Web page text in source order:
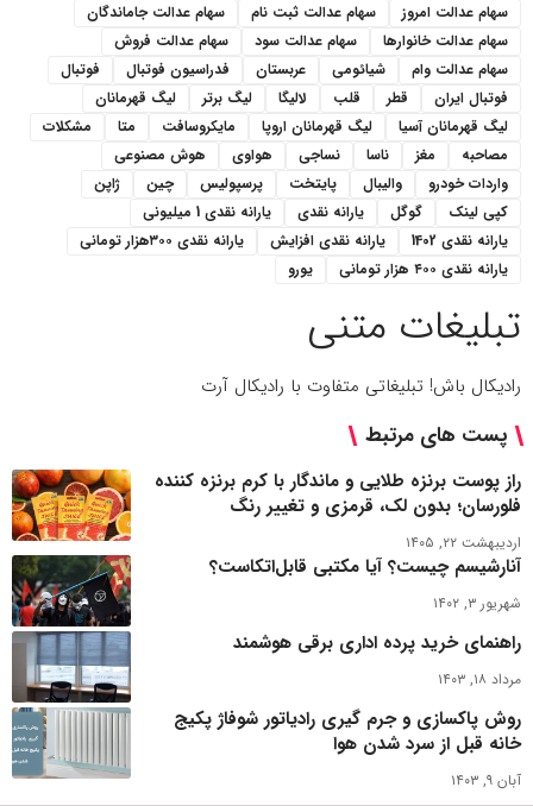
سهام عدالت امروز
سهام عدالت ثبت نام
سهام عدالت جاماندگان
سهام عدالت خانوارها
سهام عدالت سود
سهام عدالت فروش
سهام عدالت وام
شیائومی عربستان فدراسیون فوتبال
فوتبال
فوتبال ایران
قطر قلب لالیگا لیگ برتر
لیگ قهرمانان
لیگ قهرمانان آسیا
لیگ قهرمانان اروپا مایکروسافت متا
مشکلات
مصاحبه
مغز ناسا نساجی هواوی
هوش مصنوعی
واردات خودرو
والیبال پایتخت پرسپولیس چین
ژاپن
کپی لینک
گوگل یارانه نقدی
یارانه نقدی 1 میلیونی
یارانه نقدی 1402
یارانه نقدی افزایش
یارانه نقدی ۳۰۰هزار تومانی
یارانه نقدی ۴۰۰ هزار تومانی
یورو
تبلیغات متنی
رادیکال باش! تبلیغاتی متفاوت با رادیکال آرت
پست های مرتبط
راز پوست برنزه طلایی و ماندگار با کرم برنزه کننده
فلورسان؛ بدون لک، قرمزی و تغییر رنگ
اردیبهشت ۲۲, ۱۴۰۵
آنارشیسم چیست؟ آیا مکتبی قابل‌اتکاست؟
شهریور ۳, ۱۴۰۲
راهنمای خرید پرده اداری برقی هوشمند
مرداد ۱۸, ۱۴۰۳
روش پاکسازی و جرم گیری رادیاتور شوفاژ پکیج
خانه قبل از سرد شدن هوا
آبان ۹, ۱۴۰۳